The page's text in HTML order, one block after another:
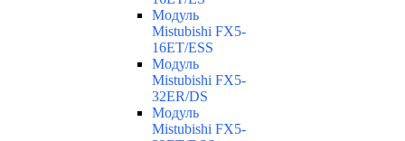
Модуль
Mistubishi FX5-
16ET/ESS
Модуль
Mistubishi FX5-
32ER/DS
Модуль
Mistubishi FX5-